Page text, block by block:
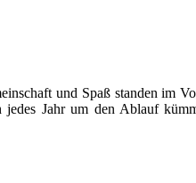
und Spaß standen im
Jahr um den Ablauf